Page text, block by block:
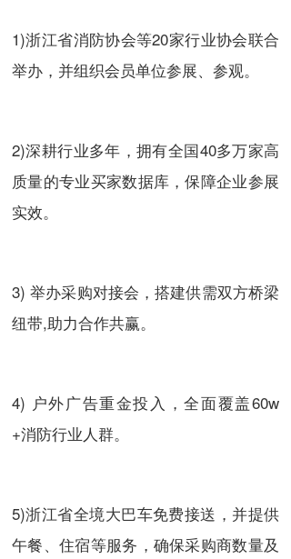
1)浙江省消防协会等20家行业协会联合
举办，并组织会员单位参展、参观。
2)深耕行业多年，拥有全国40多万家高
质量的专业买家数据库，保障企业参展
实效。
3) 举办采购对接会，搭建供需双方桥梁
纽带,助力合作共赢。
4) 户外广告重金投入，全面覆盖60w
+消防行业人群。
5)浙江省全境大巴车免费接送，并提供
午餐、住宿等服务，确保采购商数量及